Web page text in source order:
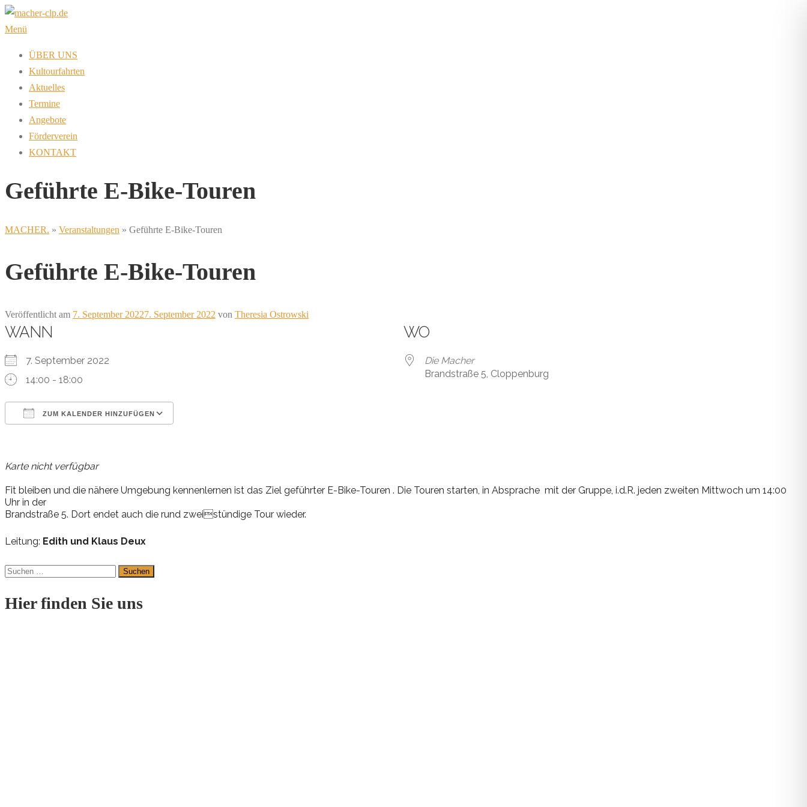
Zum
Inhalt
Menü
ÜBER UNS
Kultourfahrten
Aktuelles
Termine
Angebote
Förderverein
KONTAKT
Geführte E-Bike-Touren
MACHER. » Veranstaltungen » Geführte E-Bike-Touren
Geführte E-Bike-Touren
Veröffentlicht am 7. September 20227. September 2022 von Theresia Ostrowski
WANN
7. September 2022
14:00 - 18:00
ZUM KALENDER HINZUFÜGEN
WO
Die Macher
Brandstraße 5, Cloppenburg
Karte nicht verfügbar
Fit bleiben und die nähere Umgebung kennenlernen ist das Ziel geführter E-Bike-Touren . Die Touren starten, in Absprache mit der Gruppe, i.d.R. jeden zweiten Mittwoch um 14:00
Uhr in der
Brandstraße 5. Dort endet auch die rund zweistündige Tour wieder.
Leitung: Edith und Klaus Deux
Suchen
Hier finden Sie uns